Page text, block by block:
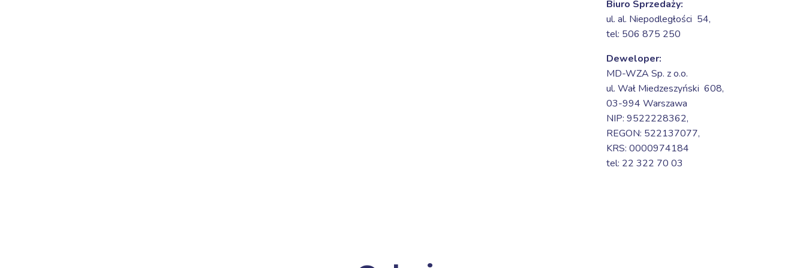
Biuro Sprzedaży:
ul. al. Niepodległości 54,
tel: 506 875 250
Deweloper:
MD-WZA Sp. z o.o.
ul. Wał Miedzeszyński 608,
03-994 Warszawa
NIP: 9522228362,
REGON: 522137077,
KRS: 0000974184
tel: 22 322 70 03